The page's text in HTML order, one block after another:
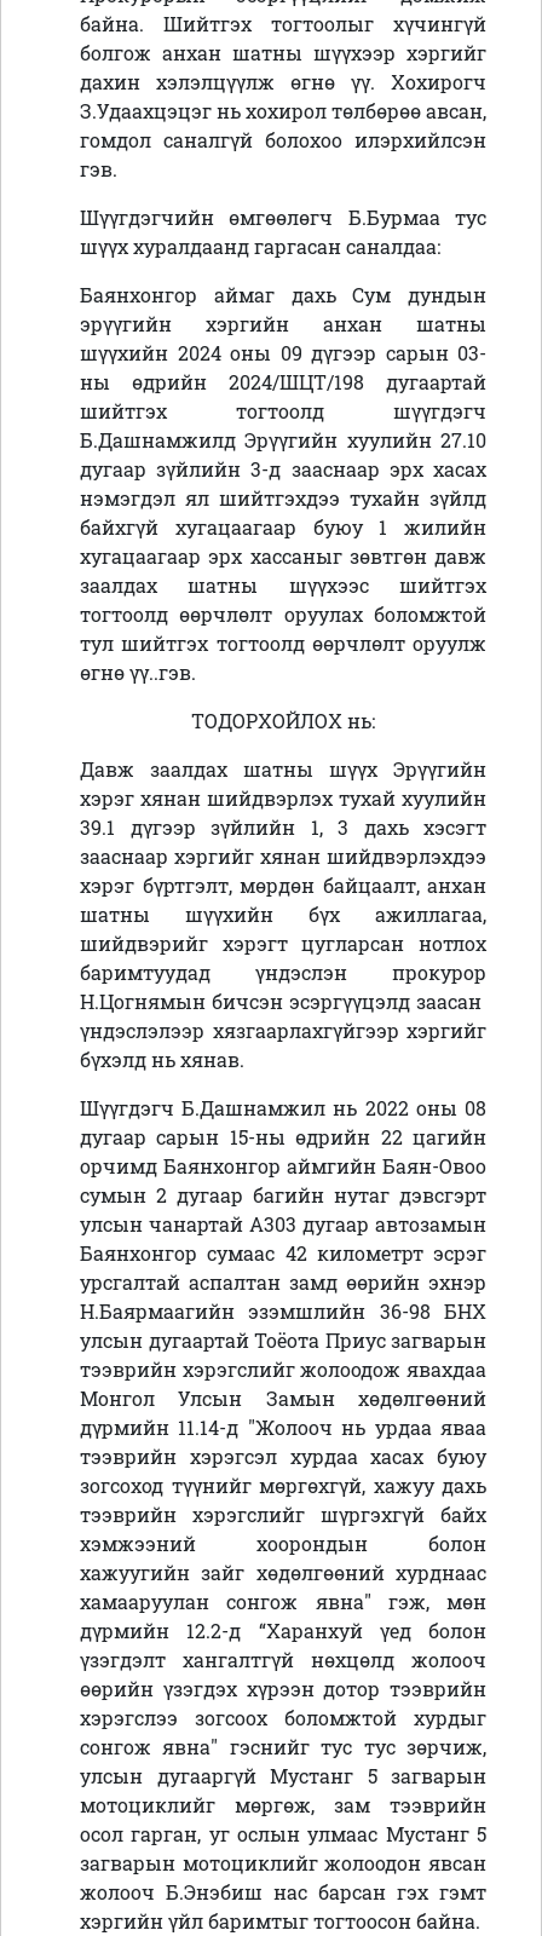
байна. Шийтгэх тогтоолыг хүчингүй
болгож анхан шатны шүүхээр хэргийг
дахин хэлэлцүүлж өгнө үү. Хохирогч
З.Удаахцэцэг нь хохирол төлбөрөө авсан,
гомдол саналгүй болохоо илэрхийлсэн
гэв.
Шүүгдэгчийн өмгөөлөгч Б.Бурмаа тус
шүүх хуралдаанд гаргасан саналдаа:
Баянхонгор аймаг дахь Сум дундын
эрүүгийн хэргийн анхан шатны
шүүхийн 2024 оны 09 дүгээр сарын 03-
ны өдрийн 2024/ШЦТ/198 дугаартай
шийтгэх тогтоолд шүүгдэгч
Б.Дашнамжилд Эрүүгийн хуулийн 27.10
дугаар зүйлийн 3-д зааснаар эрх хасах
нэмэгдэл ял шийтгэхдээ тухайн зүйлд
байхгүй хугацаагаар буюу 1 жилийн
хугацаагаар эрх хассаныг зөвтгөн давж
заалдах шатны шүүхээс шийтгэх
тогтоолд өөрчлөлт оруулах боломжтой
тул шийтгэх тогтоолд өөрчлөлт оруулж
өгнө үү..гэв.
ТОДОРХОЙЛОХ нь:
Давж заалдах шатны шүүх Эрүүгийн
хэрэг хянан шийдвэрлэх тухай хуулийн
39.1 дүгээр зүйлийн 1, 3 дахь хэсэгт
зааснаар хэргийг хянан шийдвэрлэхдээ
хэрэг бүртгэлт, мөрдөн байцаалт, анхан
шатны шүүхийн бүх ажиллагаа,
шийдвэрийг хэрэгт цугларсан нотлох
баримтуудад үндэслэн прокурор
Н.Цогнямын бичсэн эсэргүүцэлд заасан
үндэслэлээр хязгаарлахгүйгээр хэргийг
бүхэлд нь хянав.
Шүүгдэгч Б.Дашнамжил нь 2022 оны 08
дугаар сарын 15-ны өдрийн 22 цагийн
орчимд Баянхонгор аймгийн Баян-Овоо
сумын 2 дугаар багийн нутаг дэвсгэрт
улсын чанартай А303 дугаар автозамын
Баянхонгор сумаас 42 километрт эсрэг
урсгалтай аспалтан замд өөрийн эхнэр
Н.Баярмаагийн эзэмшлийн 36-98 БНХ
улсын дугаартай Тоёота Приус загварын
тээврийн хэрэгслийг жолоодож явахдаа
Монгол Улсын Замын хөдөлгөөний
дүрмийн 11.14-д "Жолооч нь урдаа яваа
тээврийн хэрэгсэл хурдаа хасах буюу
зогсоход түүнийг мөргөхгүй, хажуу дахь
тээврийн хэрэгслийг шүргэхгүй байх
хэмжээний хоорондын болон
хажуугийн зайг хөдөлгөөний хурднаас
хамааруулан сонгож явна" гэж, мөн
дүрмийн 12.2-д “Харанхуй үед болон
үзэгдэлт хангалтгүй нөхцөлд жолооч
өөрийн үзэгдэх хүрээн дотор тээврийн
хэрэгслээ зогсоох боломжтой хурдыг
сонгож явна" гэснийг тус тус зөрчиж,
улсын дугааргүй Мустанг 5 загварын
мотоциклийг мөргөж, зам тээврийн
осол гарган, уг ослын улмаас Мустанг 5
загварын мотоциклийг жолоодон явсан
жолооч Б.Энэбиш нас барсан гэх гэмт
хэргийн үйл баримтыг тогтоосон байна.